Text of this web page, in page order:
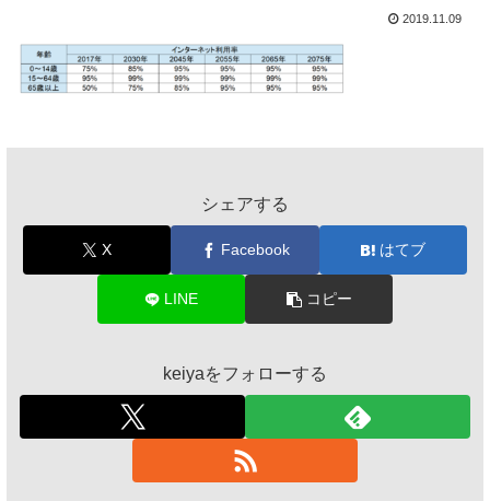
2019.11.09
シェアする
X Facebook はてブ
LINE コピー
keiyaをフォローする